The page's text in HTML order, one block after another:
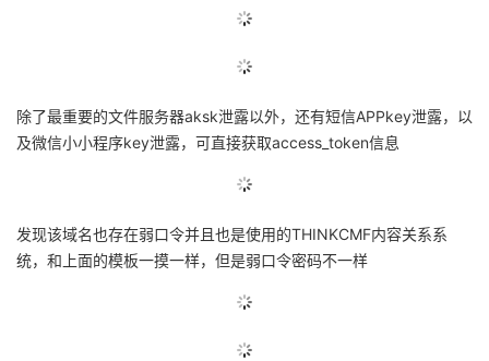
除了最重要的文件服务器aksk泄露以外，还有短信APPkey泄露，以
及微信小小程序key泄露，可直接获取access_token信息
发现该域名也存在弱口令并且也是使用的THINKCMF内容关系系
统，和上面的模板一摸一样，但是弱口令密码不一样